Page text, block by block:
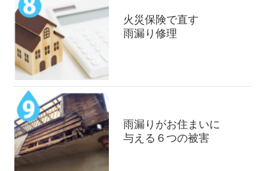
火災保険で直す
雨漏り修理
雨漏りがお住まいに
与える６つの被害